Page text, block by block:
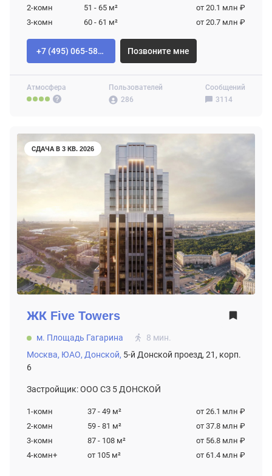
Атмосфера
Пользователей
286
Сообщений
3114
2-комн
51 - 65 м²
от 20.1 млн ₽
3-комн
60 - 61 м² от 20.7 млн ₽
+7 (495) 065-58-92 Позвоните мне
СДАЧА В 3 КВ. 2026
ЖК Five Towers
м. Площадь Гагарина
8 мин.
Москва, ЮАО, Донской, 5-й Донской проезд, 21, корп.
6
Застройщик: ООО СЗ 5 ДОНСКОЙ
1-комн 37 - 49 м²
от 26.1 млн ₽
2-комн
59 - 81 м²
от 37.8 млн ₽
3-комн
87 - 108 м²
от 56.8 млн ₽
4-комн+
от 105 м² от 61.4 млн ₽